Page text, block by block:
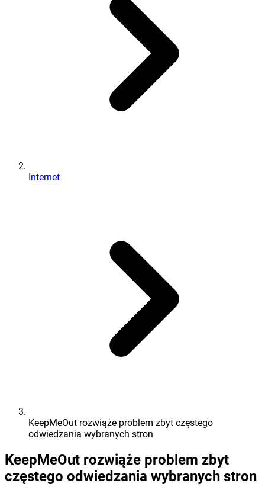
Internet
KeepMeOut rozwiąże problem zbyt częstego
odwiedzania wybranych stron
KeepMeOut rozwiąże problem zbyt
częstego odwiedzania wybranych stron